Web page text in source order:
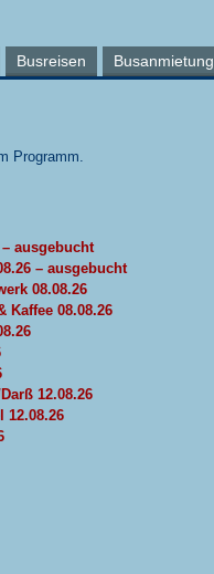
Busreisen Busanmietung
Programm.
ausgebucht
– ausgebucht
08.08.26
Kaffee 08.08.26
12.08.26
12.08.26